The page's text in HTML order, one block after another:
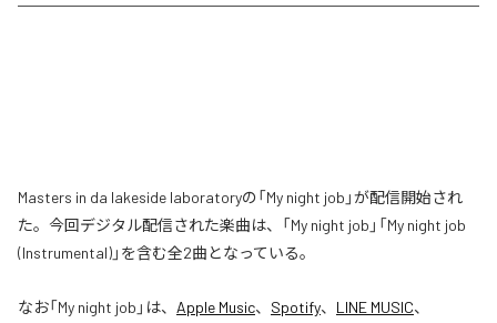
Masters in da lakeside laboratoryの「My night job」が配信開始され
た。今回デジタル配信された楽曲は、「My night job」「My night job
(Instrumental)」を含む全2曲となっている。
なお「My night job 」は、 Apple Music、 Spotify、 LINE MUSIC、